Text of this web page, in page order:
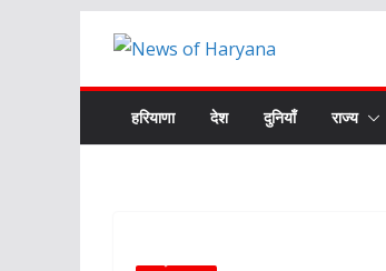
content
हरियाणा देश दुनियाँ राज्य